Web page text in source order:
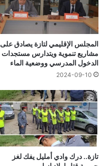
المجلس الإقليمي لتازة يصادق على
مشاريع تنموية ويتدارس مستجدات
الدخول المدرسي ووضعية الماء
2024-09-10
تازة.. درك وادي أمليل يفك لغز